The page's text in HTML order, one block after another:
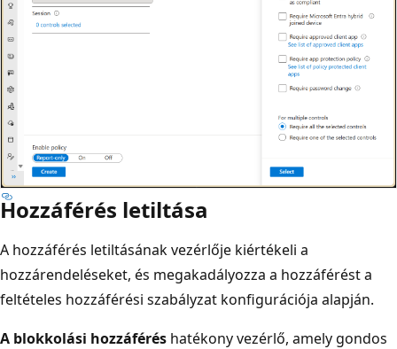
Hozzáférés letiltása
A hozzáférés letiltásának vezérlője kiértékeli a
hozzárendeléseket, és megakadályozza a hozzáférést a
feltételes hozzáférési szabályzat konfigurációja alapján.
A blokkolási hozzáférés hatékony vezérlő, amely gondos